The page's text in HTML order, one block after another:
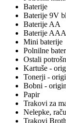
Baterije
Baterije 9V
Baterije AA
Baterije AAA
Mini baterije
Polnilne
Ostali
Kartuše -
Tonerji -
Bobni -
Papir
Trakovi za
Nelepke,
Trakovi